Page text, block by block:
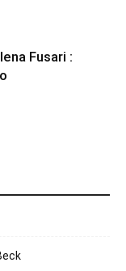
Fusari :